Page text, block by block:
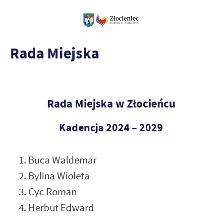
Rada Miejska
Rada Miejska w Złocieńcu
Kadencja 2024 – 2029
Buca Waldemar
Bylina Wioleta
Cyc Roman
Herbut Edward